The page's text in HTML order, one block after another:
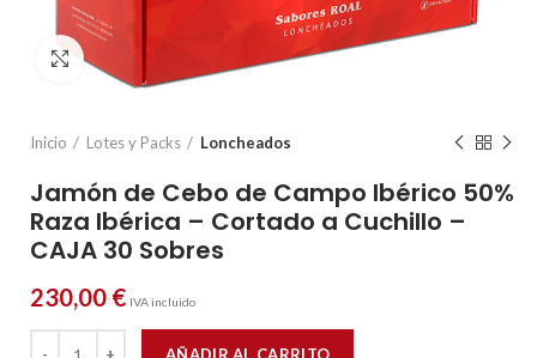
Click to enlarge
Inicio Lotes y Packs Loncheados
Jamón de Cebo de Campo Ibérico 50%
Raza Ibérica – Cortado a Cuchillo –
CAJA 30 Sobres
230,00 € IVA incluido